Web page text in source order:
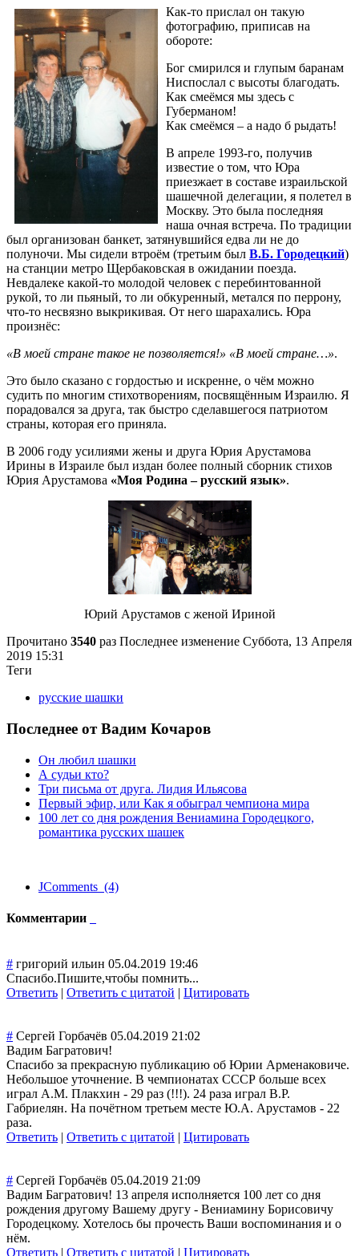
Как-то прислал он такую
фотографию, приписав на
обороте:
Бог смирился и глупым баранам
Ниспослал с высоты благодать.
Как смеёмся мы здесь с
Губерманом!
Как смеёмся – а надо б рыдать!
В апреле 1993-го, получив
известие о том, что Юра
приезжает в составе израильской
шашечной делегации, я полетел в
Москву. Это была последняя
наша очная встреча. По традиции
был организован банкет, затянувшийся едва ли не до
полуночи. Мы сидели втроём (третьим был В.Б. Городецкий)
на станции метро Щербаковская в ожидании поезда.
Невдалеке какой-то молодой человек с перебинтованной
рукой, то ли пьяный, то ли обкуренный, метался по перрону,
что-то несвязно выкрикивая. От него шарахались. Юра
произнёс:
«В моей стране такое не позволяется!» «В моей стране…».
Это было сказано с гордостью и искренне, о чём можно
судить по многим стихотворениям, посвящённым Израилю. Я
порадовался за друга, так быстро сделавшегося патриотом
страны, которая его приняла.
В 2006 году усилиями жены и друга Юрия Арустамова
Ирины в Израиле был издан более полный сборник стихов
Юрия Арустамова «Моя Родина – русский язык».
Юрий Арустамов с женой Ириной
Прочитано 3540 раз Последнее изменение Суббота, 13 Апреля
2019 15:31
Теги
русские шашки
Последнее от Вадим Кочаров
Он любил шашки
А судьи кто?
Три письма от друга. Лидия Ильясова
Первый эфир, или Как я обыграл чемпиона мира
100 лет со дня рождения Вениамина Городецкого,
романтика русских шашек
JComments (4)
Комментарии
# григорий ильин 05.04.2019 19:46
Спасибо.Пишите,чтобы помнить...
Ответить | Ответить с цитатой | Цитировать
# Сергей Горбачёв 05.04.2019 21:02
Вадим Багратович!
Спасибо за прекрасную публикацию об Юрии Арменаковиче.
Небольшое уточнение. В чемпионатах СССР больше всех
играл А.М. Плакхин - 29 раз (!!!). 24 раза играл В.Р.
Габриелян. На почётном третьем месте Ю.А. Арустамов - 22
раза.
Ответить | Ответить с цитатой | Цитировать
# Сергей Горбачёв 05.04.2019 21:09
Вадим Багратович! 13 апреля исполняется 100 лет со дня
рождения другому Вашему другу - Вениамину Борисовичу
Городецкому. Хотелось бы прочесть Ваши воспоминания и о
нём.
Ответить | Ответить с цитатой | Цитировать